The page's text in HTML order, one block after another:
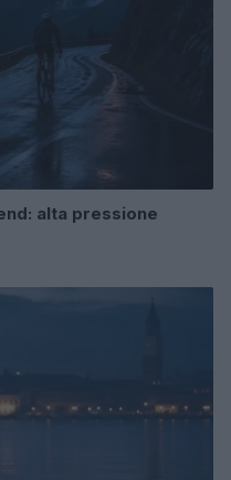
alta pressione